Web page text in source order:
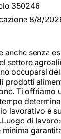
350246
8/8/
anche senza
settore
occuparsi
prodotti
Ti offriamo
lavorativo è
di